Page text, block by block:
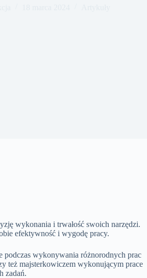
wykonania i trwałość swoich narzędzi.
efektywność i wygodę pracy.
podczas wykonywania różnorodnych prac
też majsterkowiczem wykonującym prace
zadań.